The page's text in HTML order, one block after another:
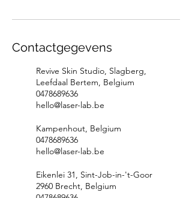
Contactgegevens
Revive Skin Studio, Slagberg,
Leefdaal Bertem, Belgium
0478689636
hello@laser-lab.be
Kampenhout, Belgium
0478689636
hello@laser-lab.be
Eikenlei 31, Sint-Job-in-'t-Goor
2960 Brecht, Belgium